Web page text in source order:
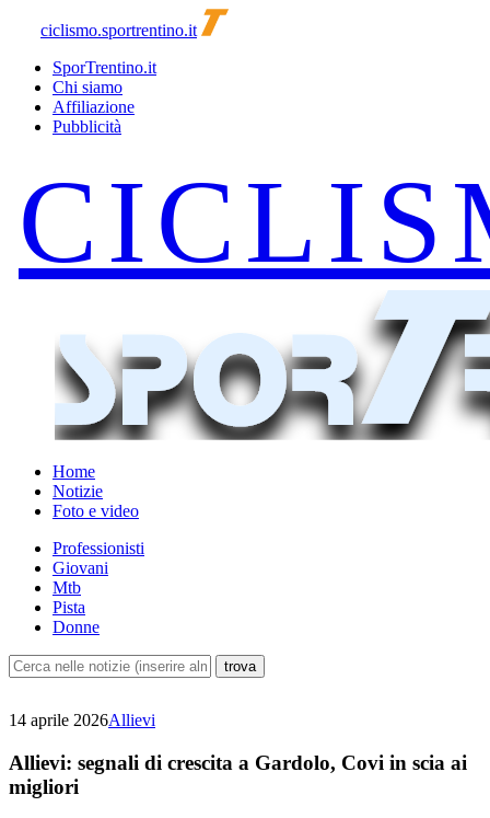
ciclismo.sportrentino.it
SporTrentino.it
Chi siamo
Affiliazione
Pubblicità
Home
Notizie
Foto e video
Professionisti
Giovani
Mtb
Pista
Donne
14 aprile 2026Allievi
Allievi: segnali di crescita a Gardolo, Covi in scia ai
migliori